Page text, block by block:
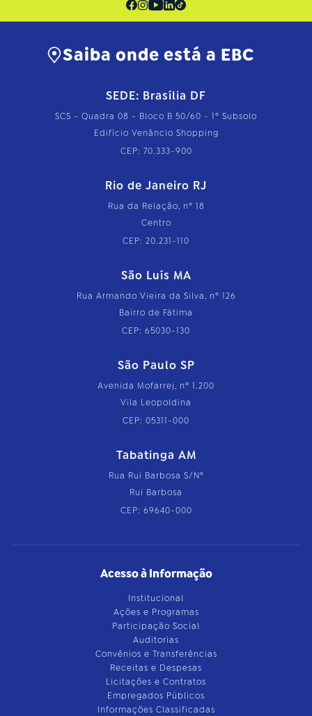
Saiba onde está a EBC
SEDE: Brasília DF
SCS - Quadra 08 - Bloco B 50/60 - 1º Subsolo
Edifício Venâncio Shopping
CEP: 70.333-900
Rio de Janeiro RJ
Rua da Relação, nº 18
Centro
CEP: 20.231-110
São Luís MA
Rua Armando Vieira da Silva, nº 126
Bairro de Fátima
CEP: 65030-130
São Paulo SP
Avenida Mofarrej, nº 1.200
Vila Leopoldina
CEP: 05311-000
Tabatinga AM
Rua Rui Barbosa S/Nº
Rui Barbosa
CEP: 69640-000
Acesso à Informação
Institucional
Ações e Programas
Participação Social
Auditorias
Convênios e Transferências
Receitas e Despesas
Licitações e Contratos
Empregados Públicos
Informações Classificadas